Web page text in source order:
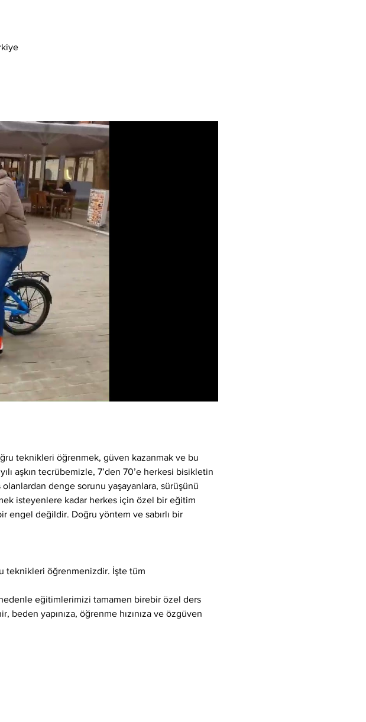
teknikleri öğrenmek, güven kazanmak ve bu
aşkın tecrübemizle, 7’den 70’e herkesi bisikletin
denge sorunu yaşayanlara, sürüşünü
isteyenlere kadar herkes için özel bir eğitim
engel değildir. Doğru yöntem ve sabırlı bir
teknikleri öğrenmenizdir. İşte tüm
eğitimlerimizi tamamen birebir özel ders
yapınıza, öğrenme hızınıza ve özgüven